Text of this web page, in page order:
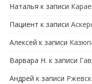
Наталья к записи
Пациент к записи
Алексей к записи
Варвара Н. к записи
Андрей к записи